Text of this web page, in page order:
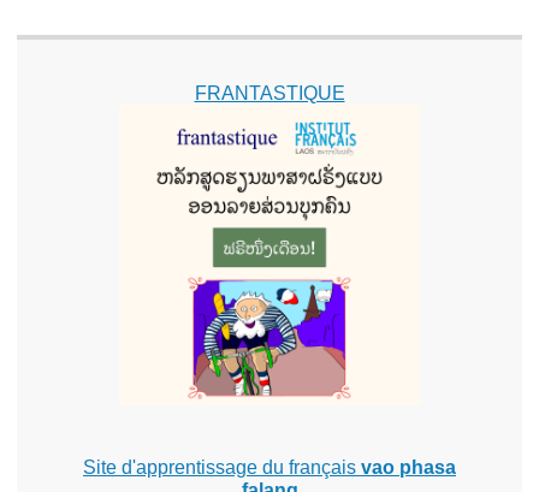
FRANTASTIQUE
Site d'apprentissage du français vao phasa